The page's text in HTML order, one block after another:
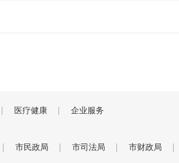
医疗健康 企业服务
市民政局 市司法局 市财政局